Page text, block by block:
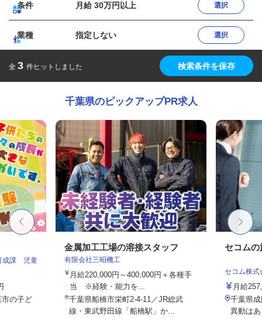
条件 月給 30万円以上 選択
業種 指定しない 選択
全 3 件ヒットしました 検索条件を保存
千葉県のピックアップPR求人
成課 児童
の子ど
金属加工工場の溶接スタッフ
有限会社三昭機工
月給220,000円～400,000円＋各種手
当 ※経験・能力を...
千葉県船橋市栄町2-4-11／JR総武
線・東武野田線「船橋駅」か...
セコム
セコム株式
月給
千葉県
異動は